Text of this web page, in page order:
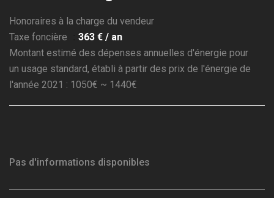
Honoraires à la charge du vendeur
Taxe foncière
363 € / an
Montant estimé des dépenses annuelles d'énergie pour
un usage standard, établi à partir des prix de l'énergie de
l'année 2021 : 1050€ ~ 1440€
Pas d'informations disponibles